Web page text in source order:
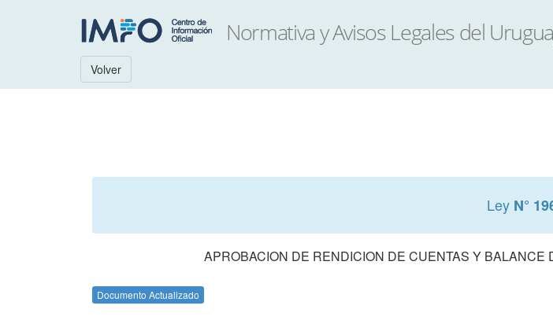
Volver
Ley N°
APROBACION DE RENDICION DE CUENTAS Y
Documento Actualizado